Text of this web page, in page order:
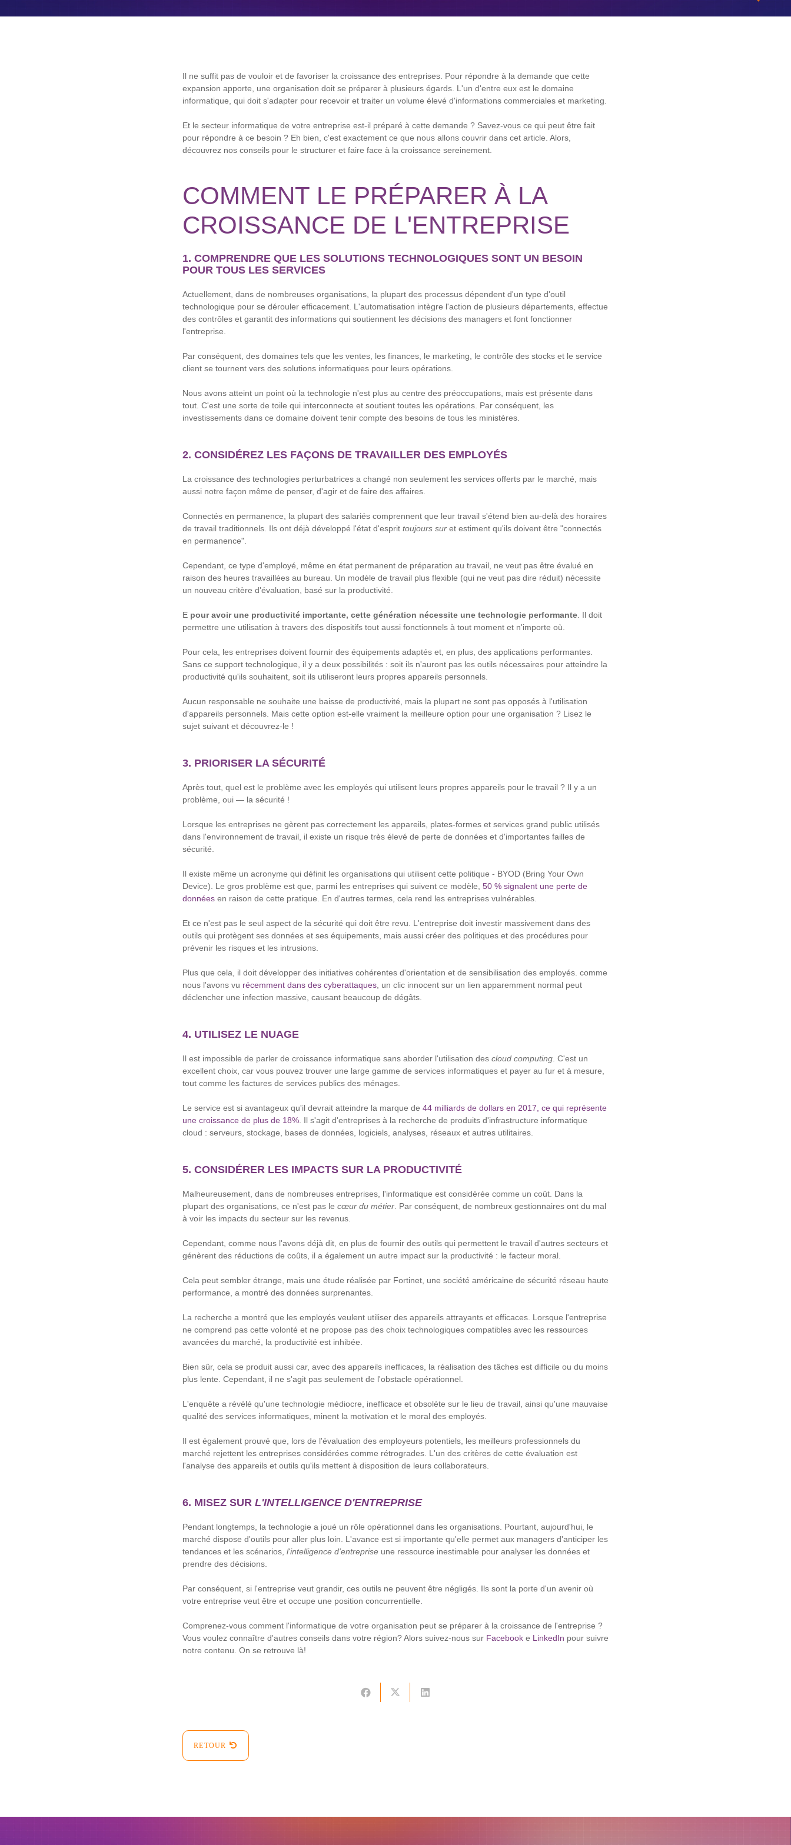
Il ne suffit pas de vouloir et de favoriser la croissance des entreprises. Pour répondre à la demande que cette
expansion apporte, une organisation doit se préparer à plusieurs égards. L'un d'entre eux est le domaine
informatique, qui doit s'adapter pour recevoir et traiter un volume élevé d'informations commerciales et marketing.
Et le secteur informatique de votre entreprise est-il préparé à cette demande ? Savez-vous ce qui peut être fait
pour répondre à ce besoin ? Eh bien, c'est exactement ce que nous allons couvrir dans cet article. Alors,
découvrez nos conseils pour le structurer et faire face à la croissance sereinement.
COMMENT LE PRÉPARER À LA
CROISSANCE DE L'ENTREPRISE
1. COMPRENDRE QUE LES SOLUTIONS TECHNOLOGIQUES SONT UN BESOIN
POUR TOUS LES SERVICES
Actuellement, dans de nombreuses organisations, la plupart des processus dépendent d'un type d'outil
technologique pour se dérouler efficacement. L'automatisation intègre l'action de plusieurs départements, effectue
des contrôles et garantit des informations qui soutiennent les décisions des managers et font fonctionner
l'entreprise.
Par conséquent, des domaines tels que les ventes, les finances, le marketing, le contrôle des stocks et le service
client se tournent vers des solutions informatiques pour leurs opérations.
Nous avons atteint un point où la technologie n'est plus au centre des préoccupations, mais est présente dans
tout. C'est une sorte de toile qui interconnecte et soutient toutes les opérations. Par conséquent, les
investissements dans ce domaine doivent tenir compte des besoins de tous les ministères.
2. CONSIDÉREZ LES FAÇONS DE TRAVAILLER DES EMPLOYÉS
La croissance des technologies perturbatrices a changé non seulement les services offerts par le marché, mais
aussi notre façon même de penser, d'agir et de faire des affaires.
Connectés en permanence, la plupart des salariés comprennent que leur travail s'étend bien au-delà des horaires
de travail traditionnels. Ils ont déjà développé l'état d'esprit toujours sur et estiment qu'ils doivent être "connectés
en permanence".
Cependant, ce type d'employé, même en état permanent de préparation au travail, ne veut pas être évalué en
raison des heures travaillées au bureau. Un modèle de travail plus flexible (qui ne veut pas dire réduit) nécessite
un nouveau critère d'évaluation, basé sur la productivité.
E pour avoir une productivité importante, cette génération nécessite une technologie performante . Il doit
permettre une utilisation à travers des dispositifs tout aussi fonctionnels à tout moment et n'importe où.
Pour cela, les entreprises doivent fournir des équipements adaptés et, en plus, des applications performantes.
Sans ce support technologique, il y a deux possibilités : soit ils n'auront pas les outils nécessaires pour atteindre la
productivité qu'ils souhaitent, soit ils utiliseront leurs propres appareils personnels.
Aucun responsable ne souhaite une baisse de productivité, mais la plupart ne sont pas opposés à l'utilisation
d'appareils personnels. Mais cette option est-elle vraiment la meilleure option pour une organisation ? Lisez le
sujet suivant et découvrez-le !
3. PRIORISER LA SÉCURITÉ
Après tout, quel est le problème avec les employés qui utilisent leurs propres appareils pour le travail ? Il y a un
problème, oui — la sécurité !
Lorsque les entreprises ne gèrent pas correctement les appareils, plates-formes et services grand public utilisés
dans l'environnement de travail, il existe un risque très élevé de perte de données et d'importantes failles de
sécurité.
Il existe même un acronyme qui définit les organisations qui utilisent cette politique - BYOD (Bring Your Own
Device). Le gros problème est que, parmi les entreprises qui suivent ce modèle, 50 % signalent une perte de
données en raison de cette pratique. En d'autres termes, cela rend les entreprises vulnérables.
Et ce n'est pas le seul aspect de la sécurité qui doit être revu. L'entreprise doit investir massivement dans des
outils qui protègent ses données et ses équipements, mais aussi créer des politiques et des procédures pour
prévenir les risques et les intrusions.
Plus que cela, il doit développer des initiatives cohérentes d'orientation et de sensibilisation des employés. comme
nous l'avons vu récemment dans des cyberattaques , un clic innocent sur un lien apparemment normal peut
déclencher une infection massive, causant beaucoup de dégâts.
4. UTILISEZ LE NUAGE
Il est impossible de parler de croissance informatique sans aborder l'utilisation des cloud computing . C'est un
excellent choix, car vous pouvez trouver une large gamme de services informatiques et payer au fur et à mesure,
tout comme les factures de services publics des ménages.
Le service est si avantageux qu'il devrait atteindre la marque de 44 milliards de dollars en 2017, ce qui représente
une croissance de plus de 18% . Il s'agit d'entreprises à la recherche de produits d'infrastructure informatique
cloud : serveurs, stockage, bases de données, logiciels, analyses, réseaux et autres utilitaires.
5. CONSIDÉRER LES IMPACTS SUR LA PRODUCTIVITÉ
Malheureusement, dans de nombreuses entreprises, l'informatique est considérée comme un coût. Dans la
plupart des organisations, ce n'est pas le cœur du métier . Par conséquent, de nombreux gestionnaires ont du mal
à voir les impacts du secteur sur les revenus.
Cependant, comme nous l'avons déjà dit, en plus de fournir des outils qui permettent le travail d'autres secteurs et
génèrent des réductions de coûts, il a également un autre impact sur la productivité : le facteur moral.
Cela peut sembler étrange, mais une étude réalisée par Fortinet, une société américaine de sécurité réseau haute
performance, a montré des données surprenantes.
La recherche a montré que les employés veulent utiliser des appareils attrayants et efficaces. Lorsque l'entreprise
ne comprend pas cette volonté et ne propose pas des choix technologiques compatibles avec les ressources
avancées du marché, la productivité est inhibée.
Bien sûr, cela se produit aussi car, avec des appareils inefficaces, la réalisation des tâches est difficile ou du moins
plus lente. Cependant, il ne s'agit pas seulement de l'obstacle opérationnel.
L'enquête a révélé qu'une technologie médiocre, inefficace et obsolète sur le lieu de travail, ainsi qu'une mauvaise
qualité des services informatiques, minent la motivation et le moral des employés.
Il est également prouvé que, lors de l'évaluation des employeurs potentiels, les meilleurs professionnels du
marché rejettent les entreprises considérées comme rétrogrades. L'un des critères de cette évaluation est
l'analyse des appareils et outils qu'ils mettent à disposition de leurs collaborateurs.
6. MISEZ SUR L'INTELLIGENCE D'ENTREPRISE
Pendant longtemps, la technologie a joué un rôle opérationnel dans les organisations. Pourtant, aujourd'hui, le
marché dispose d'outils pour aller plus loin. L'avance est si importante qu'elle permet aux managers d'anticiper les
tendances et les scénarios, l'intelligence d'entreprise une ressource inestimable pour analyser les données et
prendre des décisions.
Par conséquent, si l'entreprise veut grandir, ces outils ne peuvent être négligés. Ils sont la porte d'un avenir où
votre entreprise veut être et occupe une position concurrentielle.
Comprenez-vous comment l'informatique de votre organisation peut se préparer à la croissance de l'entreprise ?
Vous voulez connaître d'autres conseils dans votre région? Alors suivez-nous sur Facebook e LinkedIn pour suivre
notre contenu. On se retrouve là!
RETOUR